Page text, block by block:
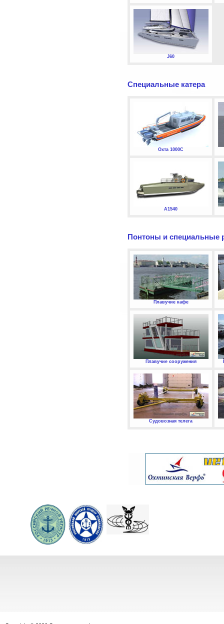
J60
Специальные катера
Охта 1000С
А1540
Понтоны и специальные
Плавучие кафе
Плавучие сооружения
Судовозная телега